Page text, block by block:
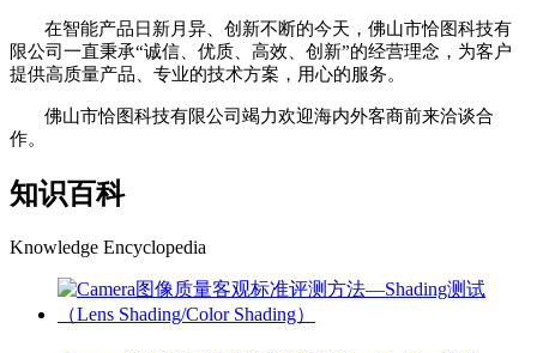
在智能产品日新月异、创新不断的今天，佛山市恰图科技有
限公司一直秉承“诚信、优质、高效、创新”的经营理念，为客户
提供高质量产品、专业的技术方案，用心的服务。
佛山市恰图科技有限公司竭力欢迎海内外客商前来洽谈合
作。
知识百科
Knowledge Encyclopedia